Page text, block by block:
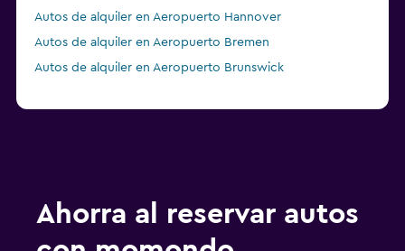
Autos de alquiler en Aeropuerto Hannover
Autos de alquiler en Aeropuerto Bremen
Autos de alquiler en Aeropuerto Brunswick
Ahorra al reservar autos